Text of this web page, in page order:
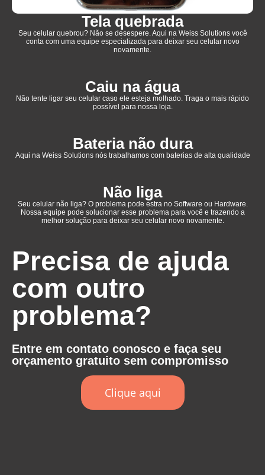
Tela quebrada
Seu celular quebrou? Não se desespere. Aqui na Weiss Solutions você
conta com uma equipe especializada para deixar seu celular novo
novamente.
Caiu na água
Não tente ligar seu celular caso ele esteja molhado. Traga o mais rápido
possível para nossa loja.
Bateria não dura
Aqui na Weiss Solutions nós trabalhamos com baterias de alta qualidade
Não liga
Seu celular não liga? O problema pode estra no Software ou Hardware.
Nossa equipe pode solucionar esse problema para você e trazendo a
melhor solução para deixar seu celular novo novamente.
Precisa de ajuda
com outro
problema?
Entre em contato conosco e faça seu
orçamento gratuito sem compromisso
Clique aqui